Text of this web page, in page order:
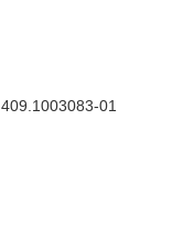
409.1003083-01